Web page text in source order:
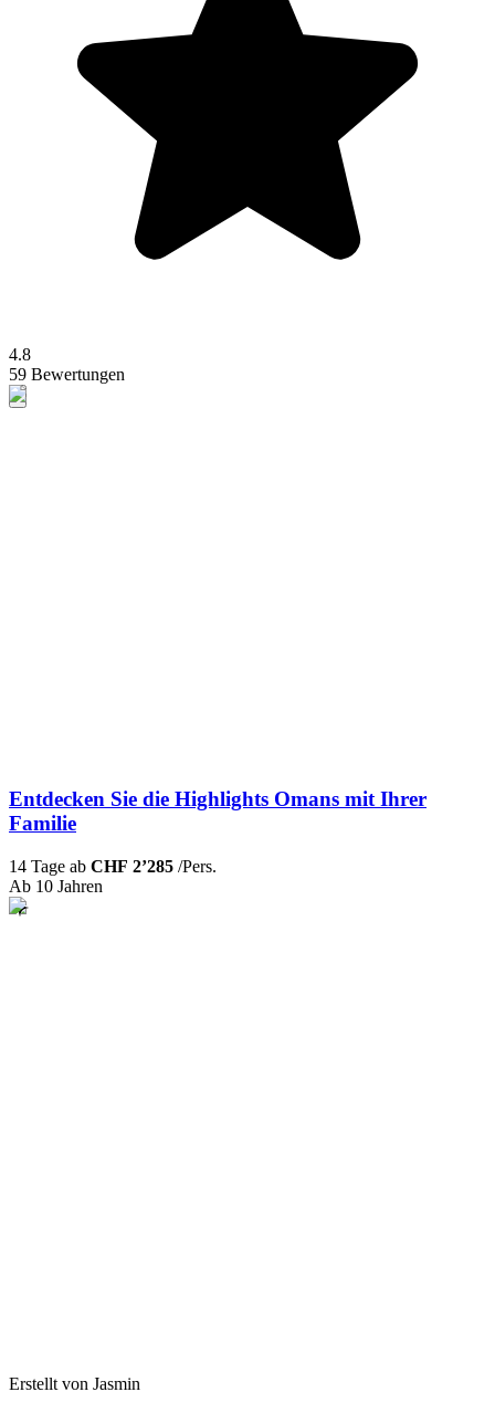
4.8
59 Bewertungen
Entdecken Sie die Highlights Omans mit Ihrer
Familie
14 Tage ab CHF 2’285 /Pers.
Ab 10 Jahren
Erstellt von Jasmin